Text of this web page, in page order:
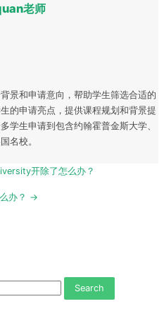
老师
景和申请意向，帮助学生筛选合适的
的申请亮点，提供课程规划和背景提
学生申请到包含约翰霍普金斯大学、
名校。
开除了怎么办？
么办？ →